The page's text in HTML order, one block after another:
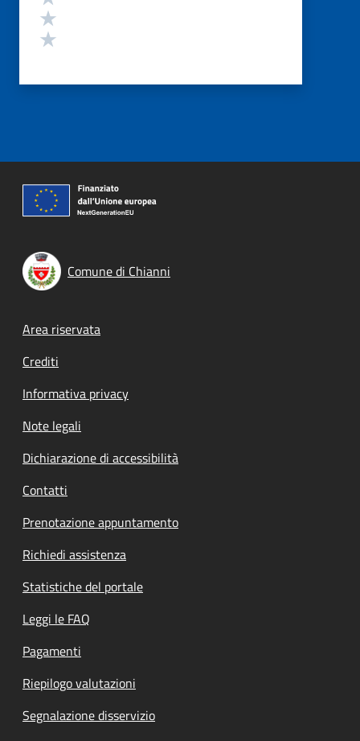
Comune di Chianni
Footer menu
Area riservata
Crediti
Informativa privacy
Note legali
Dichiarazione di accessibilità
Contatti
Prenotazione appuntamento
Richiedi assistenza
Statistiche del portale
Leggi le FAQ
Pagamenti
Riepilogo valutazioni
Segnalazione disservizio